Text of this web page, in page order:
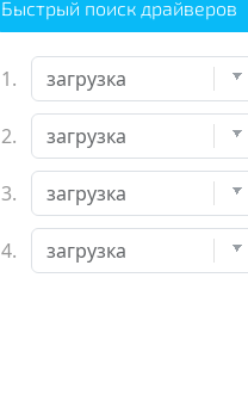
Быстрый поиск драйверов
1.
2.
3.
4.